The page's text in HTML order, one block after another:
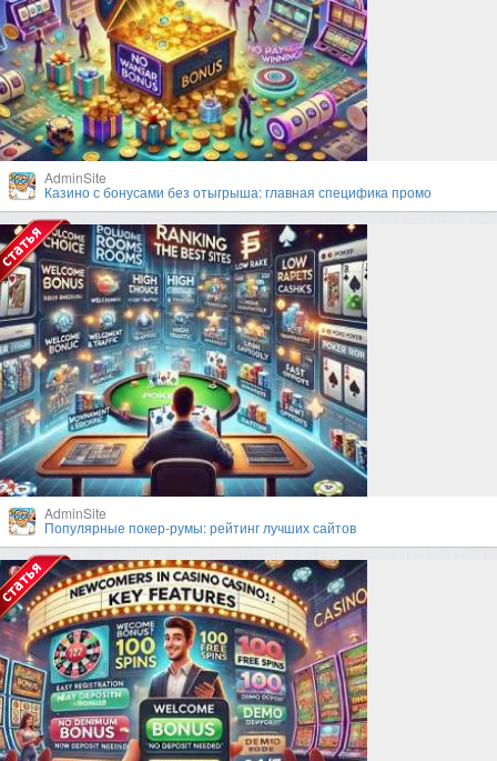
AdminSite
Казино с бонусами без отыгрыша: главная специфика промо
AdminSite
Популярные покер-румы: рейтинг лучших сайтов